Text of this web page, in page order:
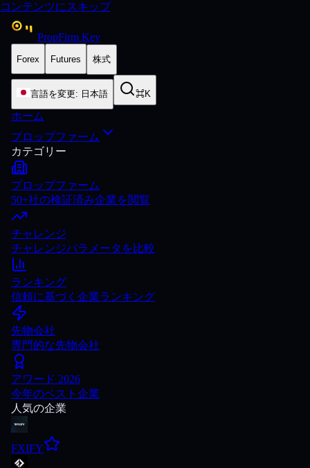
コンテンツにスキップ
PropFirm Key
Forex Futures 株式
言語を変更: 日本語 ⌘K
ホーム
プロップファーム
カテゴリー
プロップファーム
50+社の検証済み企業を閲覧
チャレンジ
チャレンジパラメータを比較
ランキング
信頼に基づく企業ランキング
先物会社
専門的な先物会社
アワード 2026
今年のベスト企業
人気の企業
FXIFY